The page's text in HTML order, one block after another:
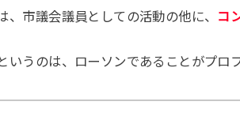
、市議会議員としての活動の他に、 コ
いうのは、ローソンであることがプロ